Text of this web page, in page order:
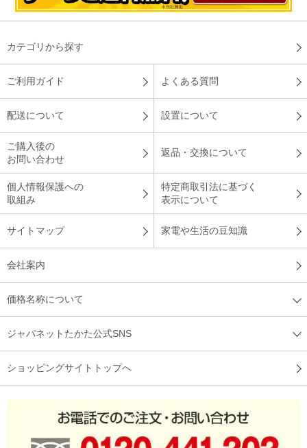
カテゴリから探す
ご利用ガイド よくある質問
配送について 設置について
ご購入後の
お問い合わせ
返品・交換について
個人情報保護への
取組み
特定商取引法に基づく
表示について
サイトマップ 家電や生活の豆知識
会社案内
価格名称について
ジャパネットたかた公式SNS
ショッピングサイトトップへ